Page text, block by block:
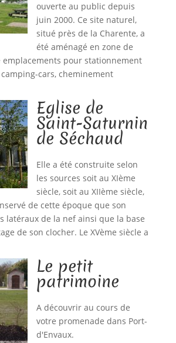
ouverte au public depuis
juin 2000. Ce site naturel,
situé près de la Charente, a
été aménagé en zone de
pour stationnement
cars, cheminement
Eglise de
Saint-Saturnin
de Séchaud
Elle a été construite selon
les sources soit au XIème
siècle, soit au XIIème siècle,
de cette époque que son
latéraux de la nef ainsi que la base
de son clocher. Le XVème siècle a
Le petit
patrimoine
A découvrir au cours de
votre promenade dans Port-
d'Envaux.